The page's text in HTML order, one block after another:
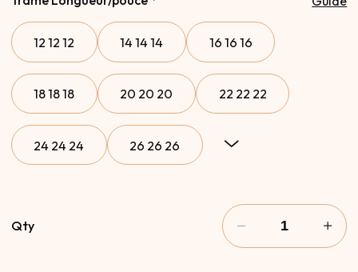
12 12 12 14 14 14 16 16 16
18 18 18 20 20 20 22 22 22
24 24 24 26 26 26
22 24 26
Qty